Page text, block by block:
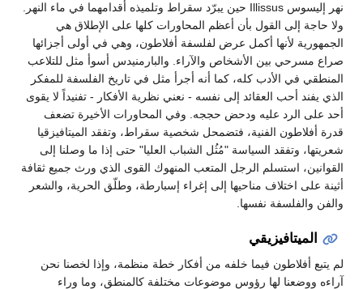
نهر إليسوس Illissus حين يبرّد سقراط وتلميذه أقدامهما في ماء النهر.
ولا حاجة إلى القول بأن أعظم المحاورات كلها على الإطلاق هي
الجمهورية لأنها أكمل عرض لفلسفة أفلاطون، وهي في أولى أجزائها
صراع مسرحي بين الأشخاص والآراء. والبارمنيدس أسوأ مثل للتلاعب
المنطقي في الأدب كله، كما أنه أجرأ مثل في تاريخ الفلسفة للمفكر
الذي يفند أحب العقائد إلى نفسه - نعني نظرية الأفكار - تفنيداً لا يقوى
أحد على الرد عليه ودحض حججه. وفي المحاورات الأخيرة تضعف
قدرة أفلاطون الفنية، فتضمحل شخصية سقراط، وتفقد الميتافيزقيا
شعريتها، وتفقد السياسة "مُثُل الشباب العليا" حتى إذا ما وصلنا إلى
القوانين، استسلم الرجل المتعب المنهوك القوى الذي ورث جميع ثقافة
أثينة على اختلاف مناحيها إلى إغراء إسبارطة، وطلّق الحرية، والشعر
والفن والفلسفة نفسها.
الميتافيزيقي
لم يتبع أفلاطون فيما خلفه من أفكار خطة منظمة، وإذا لخصنا نحن
آراءه ووضعنا لها رؤوس موضوعات مختلفة كالمنطق، وما وراء